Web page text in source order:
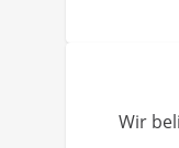
Wir